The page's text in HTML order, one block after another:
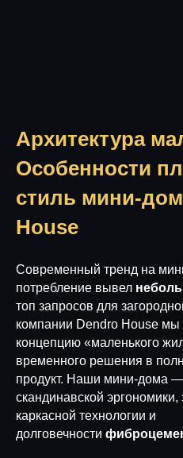
Архитектура
Особенности
стиль мини-
House
Современный тренд на
потребление вывел
топ запросов для
компании Dendro House
концепцию «маленького
временного решения в
продукт. Наши мини-дома —
скандинавской
каркасной технологии и
долговечности